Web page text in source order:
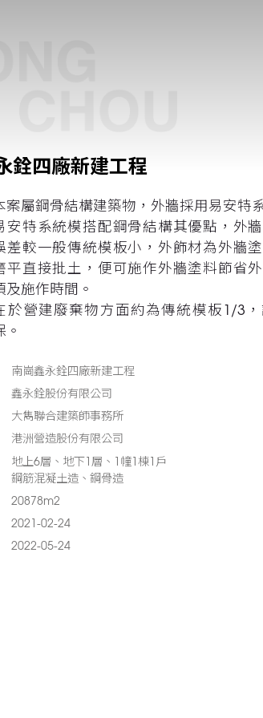
銓四廠新建工程
案屬鋼骨結構建築物，外牆採用易安特
安特系統模搭配鋼骨結構其優點，外
差較一般傳統模板小，外飾材為外牆
平直接批土，便可施作外牆塗料節省
及施作時間。
於營建廢棄物方面約為傳統模板1/3
。
南崗鑫永銓四廠新建工程
鑫永銓股份有限公司
大雋聯合建築師事務所
港洲營造股份有限公司
地上6層、地下1層、1幢1棟1戶
鋼筋混凝土造、鋼骨造
20878m2
2021-02-24
2022-05-24